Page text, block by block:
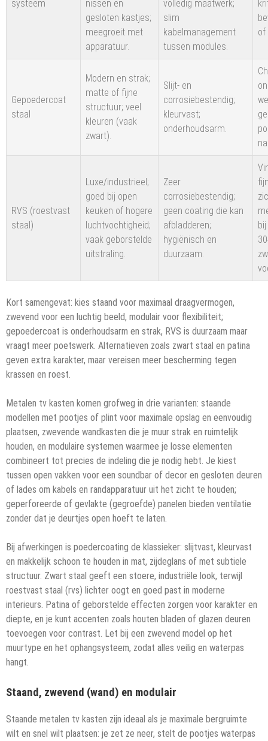
systeem
nissen en
gesloten kastjes;
meegroeit met
apparatuur.
volledig maatwerk;
slim
kabelmanagement
tussen modules.
of
Gepoedercoat
staal
Modern en strak;
matte of fijne
structuur; veel
kleuren (vaak
zwart).
Slijt- en
corrosiebestendig;
kleurvast;
onderhoudsarm.
RVS (roestvast
staal)
Luxe/industrieel;
goed bij open
keuken of hogere
luchtvochtigheid;
vaak geborstelde
uitstraling.
Zeer
corrosiebestendig;
geen coating die kan
afbladderen;
hygiënisch en
duurzaam.
Kort samengevat: kies staand voor maximaal draagvermogen,
zwevend voor een luchtig beeld, modulair voor flexibiliteit;
gepoedercoat is onderhoudsarm en strak, RVS is duurzaam maar
vraagt meer poetswerk. Alternatieven zoals zwart staal en patina
geven extra karakter, maar vereisen meer bescherming tegen
krassen en roest.
Metalen tv kasten komen grofweg in drie varianten: staande
modellen met pootjes of plint voor maximale opslag en eenvoudig
plaatsen, zwevende wandkasten die je muur strak en ruimtelijk
houden, en modulaire systemen waarmee je losse elementen
combineert tot precies de indeling die je nodig hebt. Je kiest
tussen open vakken voor een soundbar of decor en gesloten deuren
of lades om kabels en randapparatuur uit het zicht te houden;
geperforeerde of gevlakte (gegroefde) panelen bieden ventilatie
zonder dat je deurtjes open hoeft te laten.
Bij afwerkingen is poedercoating de klassieker: slijtvast, kleurvast
en makkelijk schoon te houden in mat, zijdeglans of met subtiele
structuur. Zwart staal geeft een stoere, industriële look, terwijl
roestvast staal (rvs) lichter oogt en goed past in moderne
interieurs. Patina of geborstelde effecten zorgen voor karakter en
diepte, en je kunt accenten zoals houten bladen of glazen deuren
toevoegen voor contrast. Let bij een zwevend model op het
muurtype en het ophangsysteem, zodat alles veilig en waterpas
hangt.
Staand, zwevend (wand) en modulair
Staande metalen tv kasten zijn ideaal als je maximale bergruimte
wilt en snel wilt plaatsen: je zet ze neer, stelt de pootjes waterpas